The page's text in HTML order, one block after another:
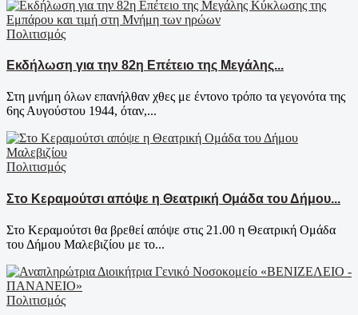
Πολιτισμός
Εκδήλωση για την 82η Επέτειο της Μεγάλης...
Στη μνήμη όλων επανήλθαν χθες με έντονο τρόπο τα γεγονότα της
6ης Αυγούστου 1944, όταν,...
Πολιτισμός
Στο Κεραμούτσι απόψε η Θεατρική Ομάδα του Δήμου...
Στο Κεραμούτσι θα βρεθεί απόψε στις 21.00 η Θεατρική Ομάδα
του Δήμου Μαλεβιζίου με το...
Πολιτισμός